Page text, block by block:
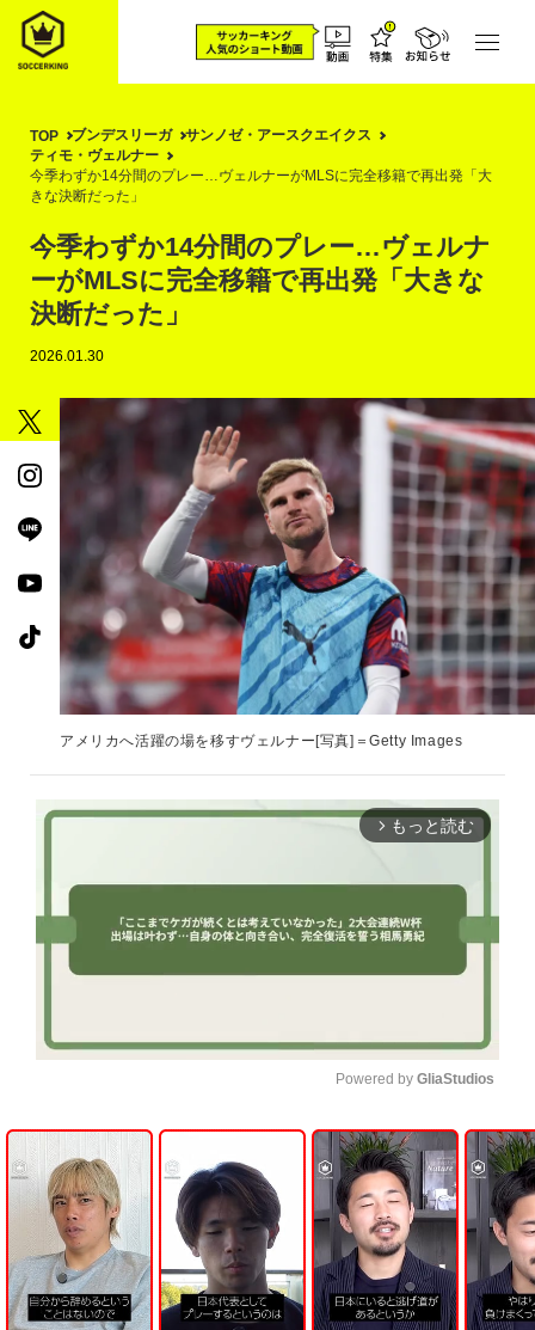
TOP ブンデスリーガ
サンノゼ・アースクエイクス
ティモ・ヴェルナー
今季わずか14分間のプレー…ヴェルナーがMLSに完全移籍で再出発「大
きな決断だった」
今季わずか14分間のプレー…ヴェルナ
ーがMLSに完全移籍で再出発「大きな
決断だった」
2026.01.30
アメリカへ活躍の場を移すヴェルナー[写真]＝Getty Images
arrow_forward_ios もっと読む
U
n
m
u
t
e
Powered by GliaStudios